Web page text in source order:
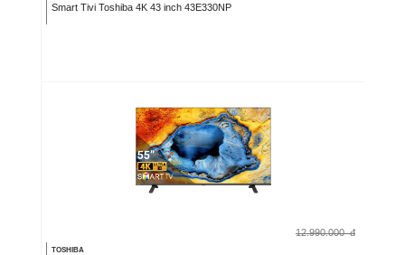
Smart Tivi Toshiba 4K 43 inch 43E330NP
12.990.000 đ
TOSHIBA